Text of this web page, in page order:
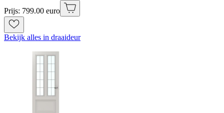
Prijs: 799.00 euro
Bekijk alles in draaideur